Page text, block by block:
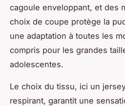
cagoule enveloppant, et des
choix de coupe protège la
une adaptation à toutes les
compris pour les grandes
adolescentes.
Le choix du tissu, ici un
respirant, garantit une